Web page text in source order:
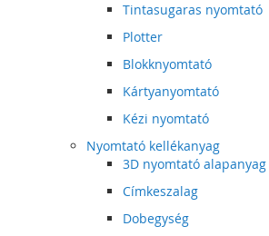
Tintasugaras nyomtató
Plotter
Blokknyomtató
Kártyanyomtató
Kézi nyomtató
Nyomtató kellékanyag
3D nyomtató alapanyag
Címkeszalag
Dobegység